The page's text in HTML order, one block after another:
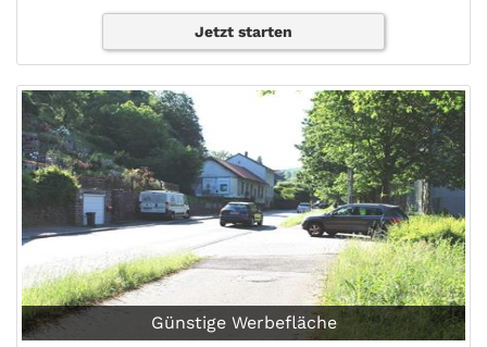
Jetzt starten
Günstige Werbefläche